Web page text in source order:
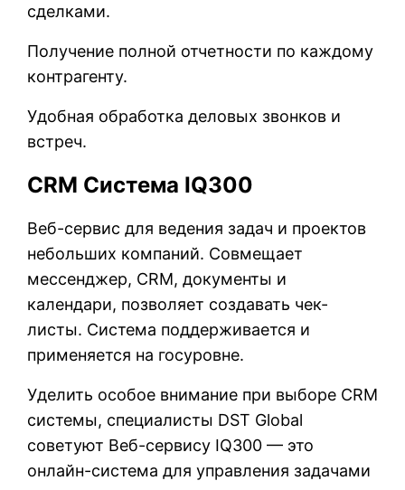
сделками.
Получение полной отчетности по каждому
контрагенту.
Удобная обработка деловых звонков и
встреч.
CRM Система IQ300
Веб-сервис для ведения задач и проектов
небольших компаний. Совмещает
мессенджер, CRM, документы и
календари, позволяет создавать чек-
листы. Система поддерживается и
применяется на госуровне.
Уделить особое внимание при выборе CRM
системы, специалисты DST Global
советуют Веб-сервису IQ300 — это
онлайн-система для управления задачами